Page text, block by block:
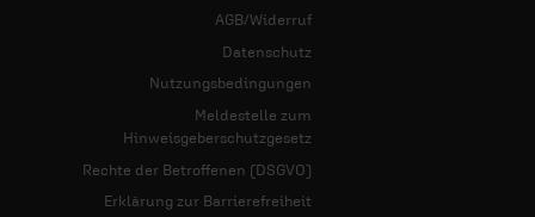
AGB/Widerruf
Datenschutz
Nutzungsbedingungen
Meldestelle zum
Hinweisgeberschutzgesetz
Rechte der Betroffenen (DSGVO)
Erklärung zur Barrierefreiheit